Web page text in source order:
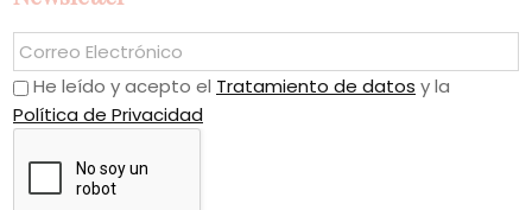
He leído y acepto el Tratamiento de datos y la
Política de Privacidad